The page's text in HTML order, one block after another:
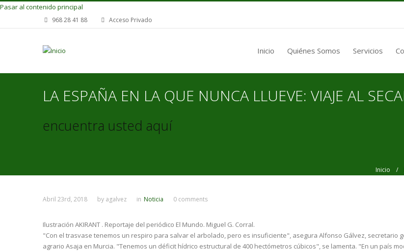
Pasar al contenido principal
968 28 41 88 Acceso Privado
Inicio Quiénes Somos Servicios
LA ESPAÑA EN LA QUE NUNCA LLUEVE: VIAJE AL
encuentra usted aquí
Inicio /
Abril 23rd, 2018 by agalvez in Noticia 0 comments
Ilustración AKIRANT . Reportaje del periódico El Mundo. Miguel G. Corral.
"Con el trasvase tenemos un respiro para salvar el arbolado, pero es insuficiente", asegura Alfonso Gálvez, secretario
agrario Asaja en Murcia. "Tenemos un déficit hídrico estructural de 400 hectómetros cúbicos", se lamenta. "En un país